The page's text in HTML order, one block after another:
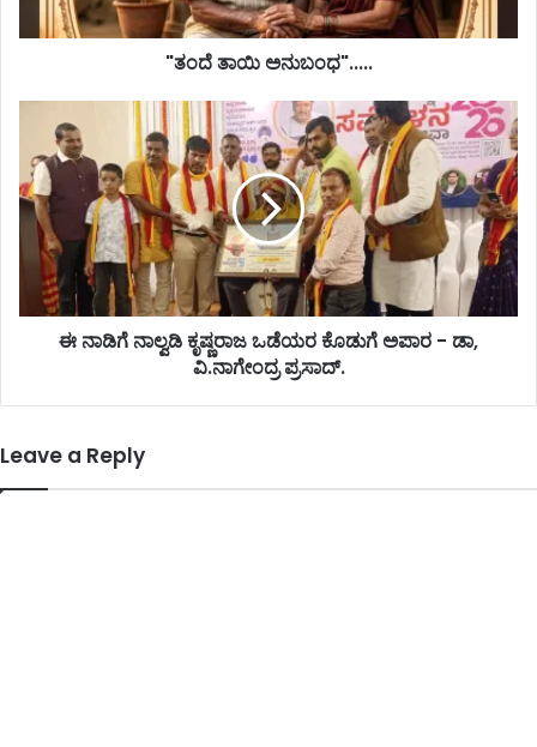
"ತಂದೆ ತಾಯಿ ಅನುಬಂಧ".....
ಈ ನಾಡಿಗೆ ನಾಲ್ವಡಿ ಕೃಷ್ಣರಾಜ ಒಡೆಯರ ಕೊಡುಗೆ ಅಪಾರ - ಡಾ,
ವಿ.ನಾಗೇಂದ್ರ ಪ್ರಸಾದ್.
Leave a Reply